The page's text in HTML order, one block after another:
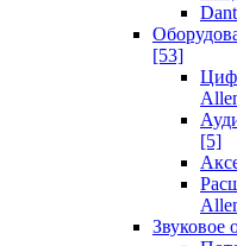
[53]
[5]
Звуковое